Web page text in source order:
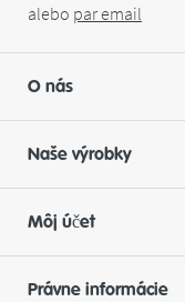
alebo paremail
O nás
Naše výrobky
Môj účet
Právne informácie